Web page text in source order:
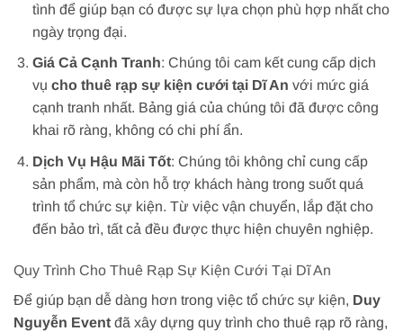
tình để giúp bạn có được sự lựa chọn phù hợp nhất cho
ngày trọng đại.
Giá Cả Cạnh Tranh: Chúng tôi cam kết cung cấp dịch
vụ cho thuê rạp sự kiện cưới tại Dĩ An với mức giá
cạnh tranh nhất. Bảng giá của chúng tôi đã được công
khai rõ ràng, không có chi phí ẩn.
Dịch Vụ Hậu Mãi Tốt: Chúng tôi không chỉ cung cấp
sản phẩm, mà còn hỗ trợ khách hàng trong suốt quá
trình tổ chức sự kiện. Từ việc vận chuyển, lắp đặt cho
đến bảo trì, tất cả đều được thực hiện chuyên nghiệp.
Quy Trình Cho Thuê Rạp Sự Kiện Cưới Tại Dĩ An
Để giúp bạn dễ dàng hơn trong việc tổ chức sự kiện, Duy
Nguyễn Event đã xây dựng quy trình cho thuê rạp rõ ràng,